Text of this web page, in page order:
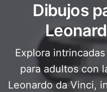
Dibujos
Explora
para adultos con
Leonardo da Vinci,